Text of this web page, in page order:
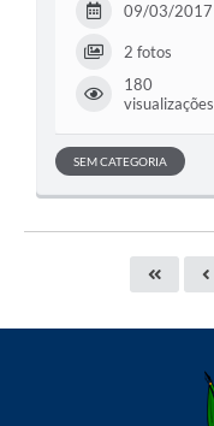
09/03/2017
2 fotos
180
visualizações
SEM CATEGORIA